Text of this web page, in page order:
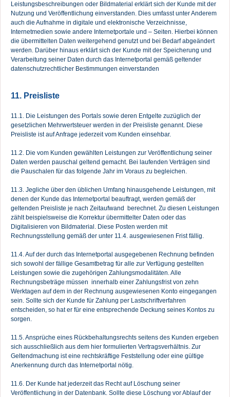
Leistungsbeschreibungen oder Bildmaterial erklärt sich der Kunde mit der
Nutzung und Veröffentlichung einverstanden. Dies umfasst unter Anderem
auch die Aufnahme in digitale und elektronische Verzeichnisse,
Internetmedien sowie andere Internetportale und – Seiten. Hierbei können
die übermittelten Daten weitergehend genutzt und bei Bedarf abgeändert
werden. Darüber hinaus erklärt sich der Kunde mit der Speicherung und
Verarbeitung seiner Daten durch das Internetportal gemäß geltender
datenschutzrechtlicher Bestimmungen einverstanden
11. Preisliste
11.1. Die Leistungen des Portals sowie deren Entgelte zuzüglich der
gesetzlichen Mehrwertsteuer werden in der Preisliste genannt. Diese
Preisliste ist auf Anfrage jederzeit vom Kunden einsehbar.
11.2. Die vom Kunden gewählten Leistungen zur Veröffentlichung seiner
Daten werden pauschal geltend gemacht. Bei laufenden Verträgen sind
die Pauschalen für das folgende Jahr im Voraus zu begleichen.
11.3. Jegliche über den üblichen Umfang hinausgehende Leistungen, mit
denen der Kunde das Internetportal beauftragt, werden gemäß der
geltenden Preisliste je nach Zeitaufwand berechnet. Zu diesen Leistungen
zählt beispielsweise die Korrektur übermittelter Daten oder das
Digitalisieren von Bildmaterial. Diese Posten werden mit
Rechnungsstellung gemäß der unter 11.4. ausgewiesenen Frist fällig.
11.4. Auf der durch das Internetportal ausgegebenen Rechnung befinden
sich sowohl der fällige Gesamtbetrag für alle zur Verfügung gestellten
Leistungen sowie die zugehörigen Zahlungsmodalitäten. Alle
Rechnungsbeträge müssen innerhalb einer Zahlungsfrist von zehn
Werktagen auf dem in der Rechnung ausgewiesenen Konto eingegangen
sein. Sollte sich der Kunde für Zahlung per Lastschriftverfahren
entscheiden, so hat er für eine entsprechende Deckung seines Kontos zu
sorgen.
11.5. Ansprüche eines Rückbehaltungsrechts seitens des Kunden ergeben
sich ausschließlich aus dem hier formulierten Vertragsverhältnis. Zur
Geltendmachung ist eine rechtskräftige Feststellung oder eine gültige
Anerkennung durch das Internetportal nötig.
11.6. Der Kunde hat jederzeit das Recht auf Löschung seiner
Veröffentlichung in der Datenbank. Sollte diese Löschung vor Ablauf der